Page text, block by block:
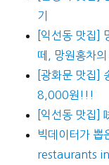
기
[익선동 맛집]
떼, 망원홍차
[광화문 맛집]
8,000원!!!
[익선동 맛집]
빅데이터가
restaurants